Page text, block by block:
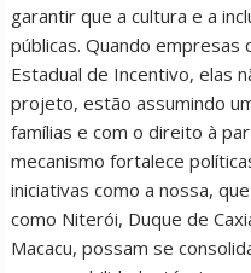
garantir que a cultura e a
públicas. Quando empresas
Estadual de Incentivo, elas
projeto, estão assumindo
famílias e com o direito à
mecanismo fortalece
iniciativas como a nossa,
como Niterói, Duque de
Macacu, possam se